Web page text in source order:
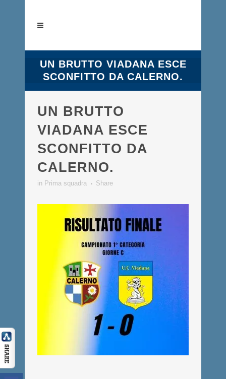
UN BRUTTO VIADANA ESCE
SCONFITTO DA CALERNO.
UN BRUTTO
VIADANA ESCE
SCONFITTO DA
CALERNO.
in Prima squadra Share